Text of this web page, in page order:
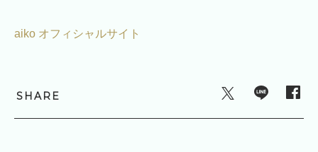
aiko オフィシャルサイト
SHARE